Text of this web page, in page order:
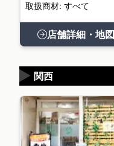
取扱商材: すべて
店舗詳細・地図
関西
▶